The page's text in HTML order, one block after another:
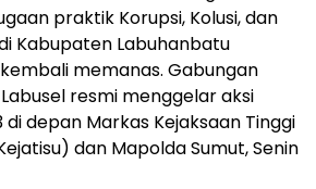
praktik Korupsi, Kolusi, dan
Kabupaten Labuhanbatu
memanas. Gabungan
resmi menggelar aksi
depan Markas Kejaksaan Tinggi
dan Mapolda Sumut, Senin